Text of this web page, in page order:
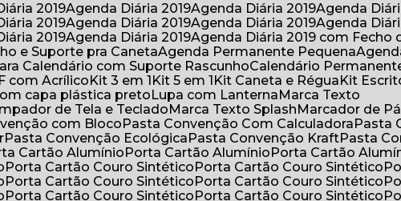
2019 Agenda Diária 2019 Agenda Diária 2019 Agenda
2019 Agenda Diária 2019 Agenda Diária 2019 Agenda
2019 Agenda Diária 2019
Agenda Diária 2019 com
e Suporte pra Caneta
Agenda Permanente Pequena
Calendário com Suporte Rascunho Calendário
com Acrílico
Kit 3 em 1 Kit 5 em 1 Kit Caneta e Régua Kit
capa plástica preto Lupa com Lanterna
Marca Texto
de Tela e Teclado
Marca Texto Splash Marcador de
com Bloco Pasta Convenção Com Calculadora
Pasta Convenção Ecológica Pasta Convenção Kraft Pasta
Cartão Alumínio Porta Cartão Alumínio Porta Cartão
Porta Cartão Couro Sintético Porta Cartão Couro Sintético
Porta Cartão Couro Sintético Porta Cartão Couro Sintético
Porta Cartão Couro Sintético Porta Cartão Couro Sintético